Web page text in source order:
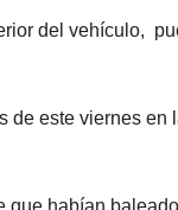
del vehículo,
de este viernes
que habían